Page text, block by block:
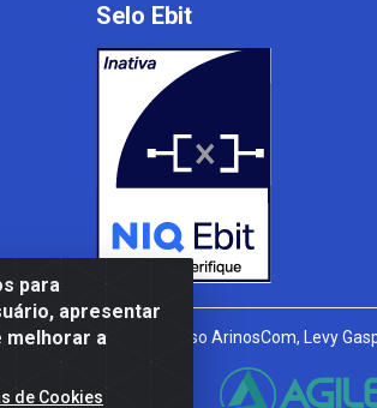
para
apresentar
melhorar a
de Cookies
Selo Ebit
Peixoto, 910 - Afonso ArinosCom, Levy